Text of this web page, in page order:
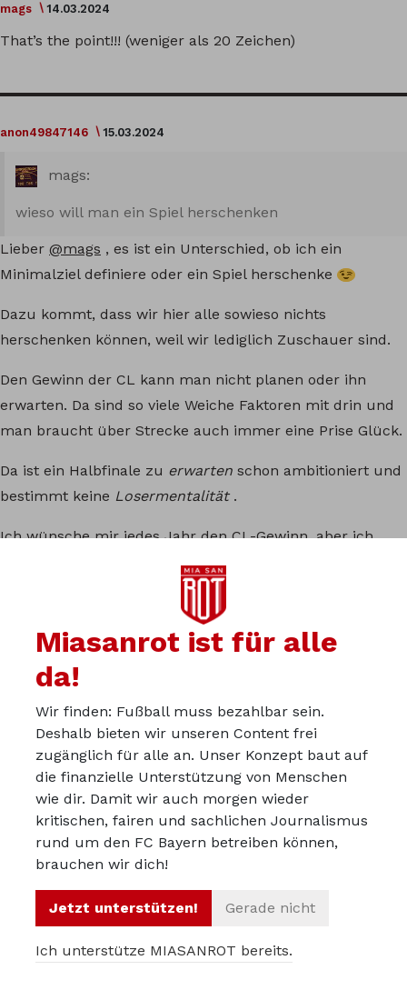
mags 14.03.2024
That’s the point!!! (weniger als 20 Zeichen)
anon49847146 15.03.2024
mags:
wieso will man ein Spiel herschenken
Lieber @mags , es ist ein Unterschied, ob ich ein
Minimalziel definiere oder ein Spiel herschenke
Dazu kommt, dass wir hier alle sowieso nichts
herschenken können, weil wir lediglich Zuschauer sind.
Den Gewinn der CL kann man nicht planen oder ihn
erwarten. Da sind so viele Weiche Faktoren mit drin und
man braucht über Strecke auch immer eine Prise Glück.
Da ist ein Halbfinale zu erwarten schon ambitioniert und
bestimmt keine Losermentalität.
Ich wünsche mir jedes Jahr den CL-Gewinn, aber ich
habe keinen Brast, wenn es nicht klappt.
Fussballer 15.03.2024
Ja stimmt, aber leider sind einige im Kader nicht
„bayernlike“. Aber grundsätzlich hast du natürlich recht.
15.03.2024
Ich habe keine Zweifel, dass wir zusammenkommen. Mir
geht es nur darum, dass hier davon ausgegangen wird,
dass wir in der CL sowieso keine Chance haben und das
Miasanrot ist für alle
da!
Wir finden: Fußball muss bezahlbar sein.
Deshalb bieten wir unseren Content frei
zugänglich für alle an. Unser Konzept baut auf
die finanzielle Unterstützung von Menschen
wie dir. Damit wir auch morgen wieder
kritischen, fairen und sachlichen Journalismus
rund um den FC Bayern betreiben können,
brauchen wir dich!
Jetzt unterstützen! Gerade nicht
Ich unterstütze MIASANROT bereits.